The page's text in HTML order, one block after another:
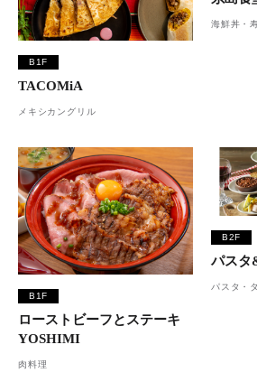
B1F
TACOMiA
メキシカングリル
海鮮丼・
B1F
ローストビーフとステーキ
YOSHIMI
肉料理
B2F
パスタ
パスタ・